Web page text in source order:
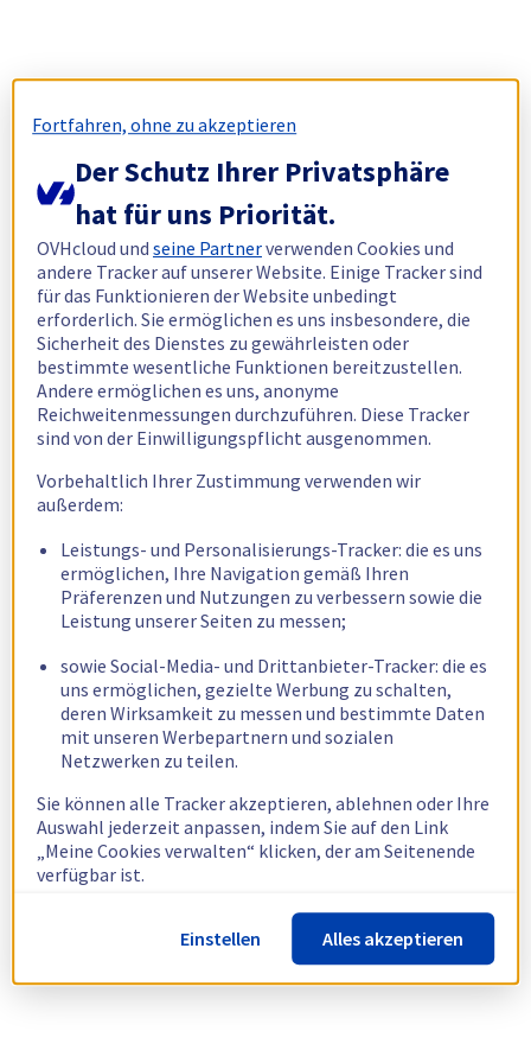
Fortfahren, ohne zu akzeptieren
Der Schutz Ihrer Privatsphäre
hat für uns Priorität.
OVHcloud undseine Partnerverwenden Cookies und
andere Tracker auf unserer Website. Einige Tracker sind
für das Funktionieren der Website unbedingt
erforderlich. Sie ermöglichen es uns insbesondere, die
Sicherheit des Dienstes zu gewährleisten oder
bestimmte wesentliche Funktionen bereitzustellen.
Andere ermöglichen es uns, anonyme
Reichweitenmessungen durchzuführen. Diese Tracker
sind von der Einwilligungspflicht ausgenommen.
Vorbehaltlich Ihrer Zustimmung verwenden wir
außerdem:
Leistungs- und Personalisierungs-Tracker: die es uns
ermöglichen, Ihre Navigation gemäß Ihren
Präferenzen und Nutzungen zu verbessern sowie die
Leistung unserer Seiten zu messen;
sowie Social-Media- und Drittanbieter-Tracker: die es
uns ermöglichen, gezielte Werbung zu schalten,
deren Wirksamkeit zu messen und bestimmte Daten
mit unseren Werbepartnern und sozialen
Netzwerken zu teilen.
Sie können alle Tracker akzeptieren, ablehnen oder Ihre
Auswahl jederzeit anpassen, indem Sie auf den Link
„Meine Cookies verwalten“ klicken, der am Seitenende
verfügbar ist.
Weitere Informationen finden Sie in unsererRichtlinie
zur Verwendung von Cookies.
Einstellen Alles akzeptieren